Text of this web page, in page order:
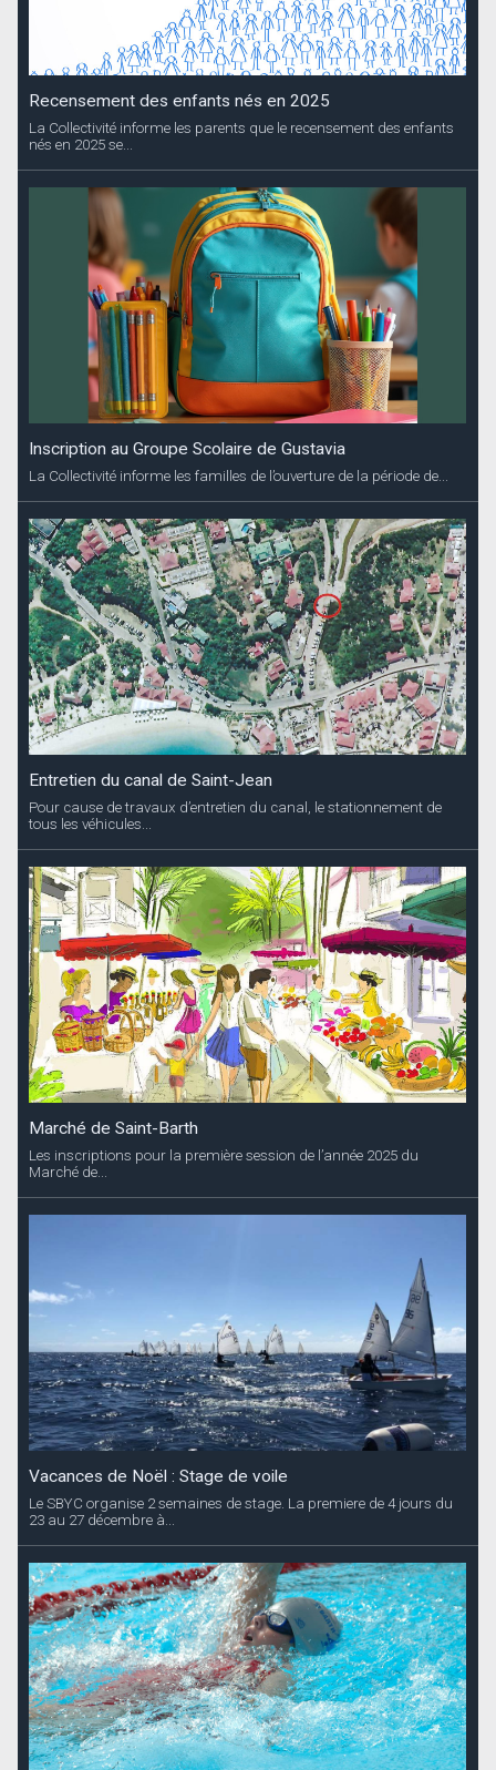
Recensement des enfants nés en 2025
La Collectivité informe les parents que le recensement des enfants
nés en 2025 se...
Inscription au Groupe Scolaire de Gustavia
La Collectivité informe les familles de l’ouverture de la période de...
Entretien du canal de Saint-Jean
Pour cause de travaux d’entretien du canal, le stationnement de
tous les véhicules...
Marché de Saint-Barth
Les inscriptions pour la première session de l’année 2025 du
Marché de...
Vacances de Noël : Stage de voile
Le SBYC organise 2 semaines de stage. La premiere de 4 jours du
23 au 27 décembre à...